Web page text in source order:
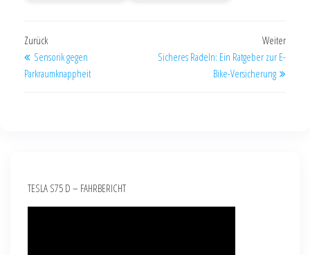
Zurück
Sensorik gegen
Parkraumknappheit
Weiter
Sicheres Radeln: Ein Ratgeber zur E-
Bike-Versicherung
TESLA S75 D – FAHRBERICHT